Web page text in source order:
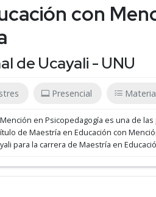
con
de Ucayali - UNU
Presencial
en Psicopedagogía es una de las
de Maestría en Educación con
para la carrera de Maestría en